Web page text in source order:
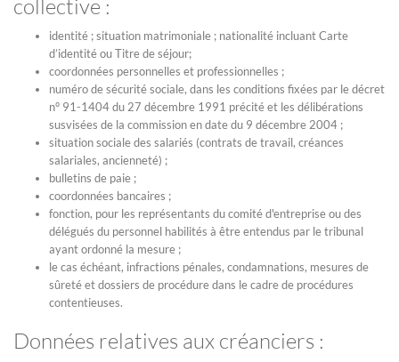
collective :
identité ; situation matrimoniale ; nationalité incluant Carte
d’identité ou Titre de séjour;
coordonnées personnelles et professionnelles ;
numéro de sécurité sociale, dans les conditions fixées par le décret
n° 91-1404 du 27 décembre 1991 précité et les délibérations
susvisées de la commission en date du 9 décembre 2004 ;
situation sociale des salariés (contrats de travail, créances
salariales, ancienneté) ;
bulletins de paie ;
coordonnées bancaires ;
fonction, pour les représentants du comité d'entreprise ou des
délégués du personnel habilités à être entendus par le tribunal
ayant ordonné la mesure ;
le cas échéant, infractions pénales, condamnations, mesures de
sûreté et dossiers de procédure dans le cadre de procédures
contentieuses.
Données relatives aux créanciers :